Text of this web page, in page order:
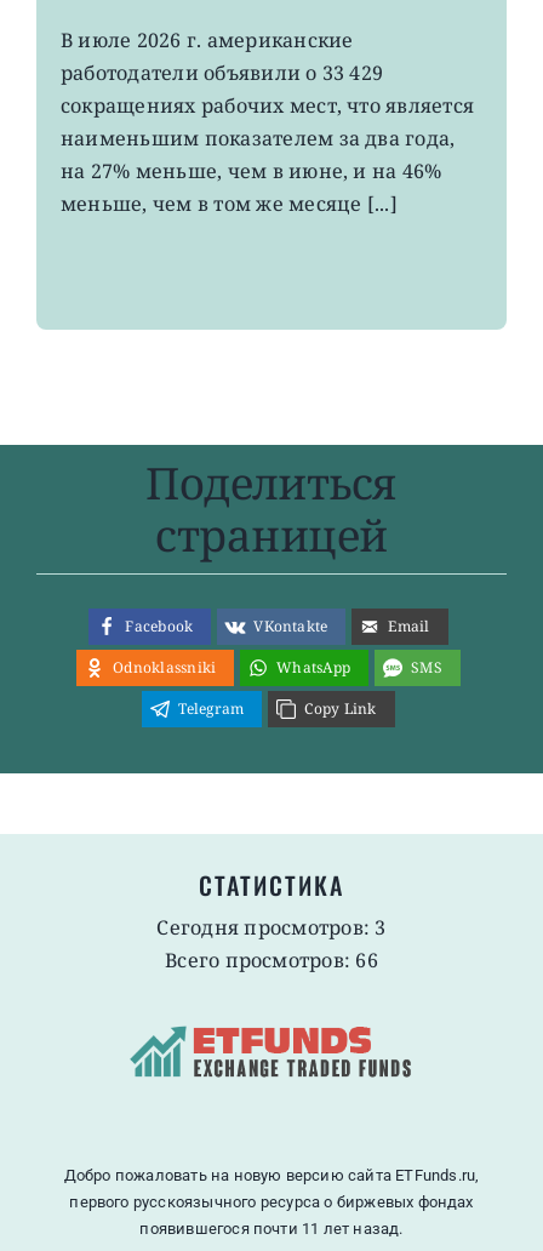
число
мест
за
два
года
В июле 2026 г. американские
работодатели объявили о 33 429
сокращениях рабочих мест, что является
наименьшим показателем за два года,
на 27% меньше, чем в июне, и на 46%
меньше, чем в том же месяце [...]
Поделиться
страницей
Facebook VKontakte
Email
Odnoklassniki
WhatsApp
SMS
Telegram
Copy Link
СТАТИСТИКА
Сегодня просмотров: 3
Всего просмотров: 66
Добро пожаловать на новую версию сайта ETFunds.ru,
первого русскоязычного ресурса о биржевых фондах
появившегося почти 11 лет назад.